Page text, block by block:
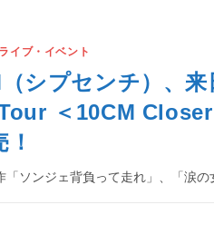
ライブ・イベント
シプセンチ）、
＜10CM
「ソンジェ背負って走れ」、「涙の